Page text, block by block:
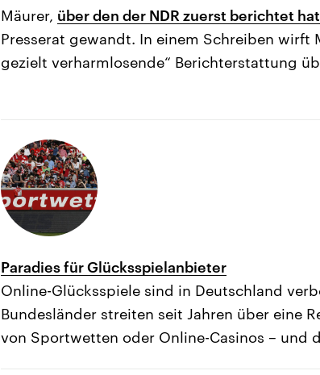
Mäurer, über den der NDR zuerst berichtet hat
Presserat gewandt. In einem Schreiben wirft
gezielt verharmlosende“ Berichterstattung
Paradies für Glücksspielanbieter
Online-Glücksspiele sind in Deutschland
Bundesländer streiten seit Jahren über eine
von Sportwetten oder Online-Casinos – und